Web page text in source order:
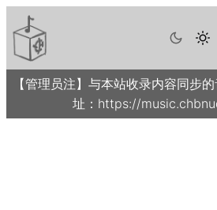
【管理员注】与本站收录内容同步
址：https://